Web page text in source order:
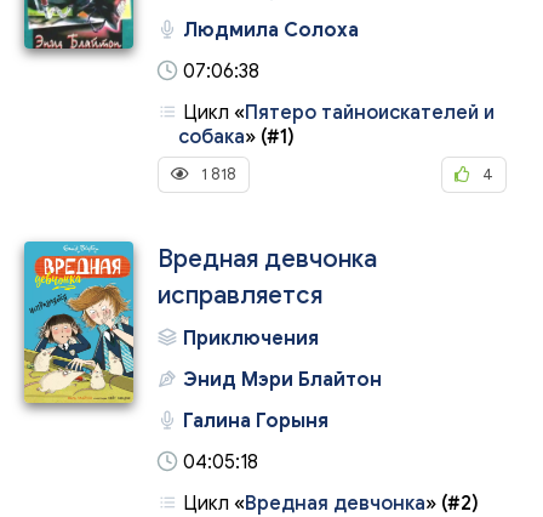
Людмила Солоха
07:06:38
Цикл «Пятеро тайноискателей и
собака» (#1)
1 818 4
Вредная девчонка
исправляется
Приключения
Энид Мэри Блайтон
Галина Горыня
04:05:18
Цикл «Вредная девчонка» (#2)